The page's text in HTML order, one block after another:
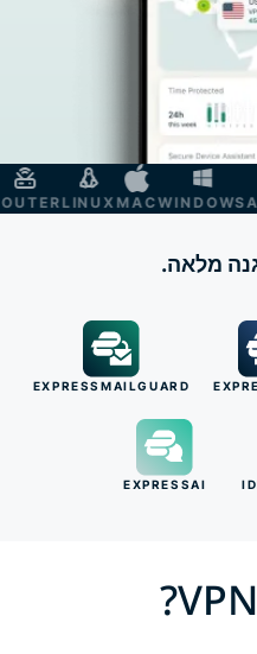
MAC
LINUX
ROUTER
מלאה.
EXPRESSMAILGUARD
EXPRESSAI